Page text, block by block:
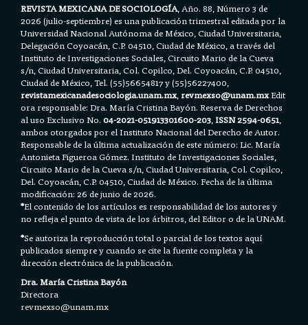
REVISTA MEXICANA DE SOCIOLOGÍA, Año. 88, Número 3 de
2026 (julio-septiembre) es una publicación trimestral editada por la
Universidad Nacional Autónoma de México, Ciudad Universitaria,
Delegación Coyoacán, C.P. 04510, Ciudad de México, a través del
Instituto de Investigaciones Sociales, Circuito Mario de la Cueva
s/n, Ciudad Universitaria, Col. Copilco, Del. Coyoacán, C.P. 04510,
Ciudad de México, Tel. (55)56654817 y (55)56227400,
revistamexicanadesociologia.unam.mx,revmexso@unam.mxEdit
ora responsable: Dra. María Cristina Bayón. Reserva de Derechos
al uso Exclusivo No.04-2021-051913301600-203,ISSN 2594-0651,
ambos otorgados por el Instituto Nacional del Derecho de Autor.
Responsable de la última actualización de este número: Lic. María
Antonieta Figueroa Gómez. Instituto de Investigaciones Sociales,
Circuito Mario de la Cueva s/n, Ciudad Universitaria, Col. Copilco,
Del. Coyoacán, C.P. 04510, Ciudad de México. Fecha de la última
modificación: 26 de junio de 2026.
*El contenido de los artículos es responsabilidad de los autores y
no refleja el punto de vista de los árbitros, del Editor o de la UNAM.
*Se autoriza la reproducción total o parcial de los textos aquí
publicados siempre y cuando se cite la fuente completa y la
dirección electrónica de la publicación.
Dra. María Cristina Bayón
Directora
revmexso@unam.mx